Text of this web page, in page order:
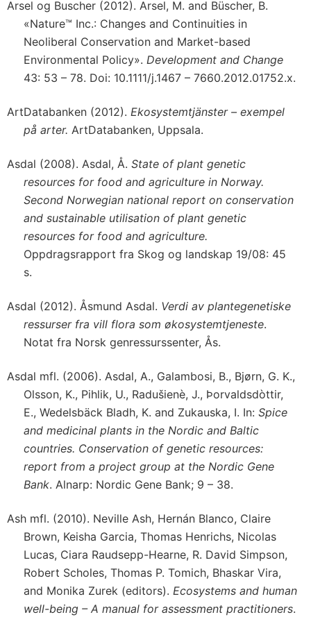
Arsel og Buscher (2012). Arsel, M. and Büscher, B.
«Nature™ Inc.: Changes and Continuities in
Neoliberal Conservation and Market-based
Environmental Policy». Development and Change
43: 53 – 78. Doi: 10.1111/j.1467 – 7660.2012.01752.x.
ArtDatabanken (2012). Ekosystemtjänster – exempel
på arter. ArtDatabanken, Uppsala.
Asdal (2008). Asdal, Å. State of plant genetic
resources for food and agriculture in Norway.
Second Norwegian national report on conservation
and sustainable utilisation of plant genetic
resources for food and agriculture.
Oppdragsrapport fra Skog og landskap 19/08: 45
s.
Asdal (2012). Åsmund Asdal. Verdi av plantegenetiske
ressurser fra vill flora som økosystemtjeneste.
Notat fra Norsk genressurssenter, Ås.
Asdal mfl. (2006). Asdal, A., Galambosi, B., Bjørn, G. K.,
Olsson, K., Pihlik, U., Radušienè, J., Þorvaldsdòttir,
E., Wedelsbäck Bladh, K. and Zukauska, I. In: Spice
and medicinal plants in the Nordic and Baltic
countries. Conservation of genetic resources:
report from a project group at the Nordic Gene
Bank. Alnarp: Nordic Gene Bank; 9 – 38.
Ash mfl. (2010). Neville Ash, Hernán Blanco, Claire
Brown, Keisha Garcia, Thomas Henrichs, Nicolas
Lucas, Ciara Raudsepp-Hearne, R. David Simpson,
Robert Scholes, Thomas P. Tomich, Bhaskar Vira,
and Monika Zurek (editors). Ecosystems and human
well-being – A manual for assessment practitioners.